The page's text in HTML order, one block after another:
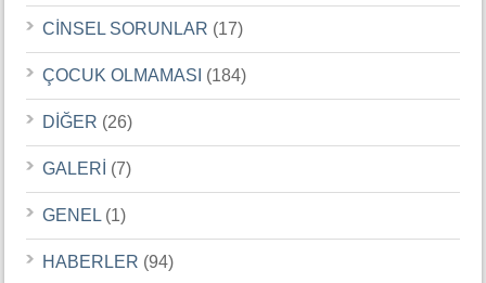
CİNSEL SORUNLAR (17)
ÇOCUK OLMAMASI (184)
DİĞER (26)
GALERİ (7)
GENEL (1)
HABERLER (94)